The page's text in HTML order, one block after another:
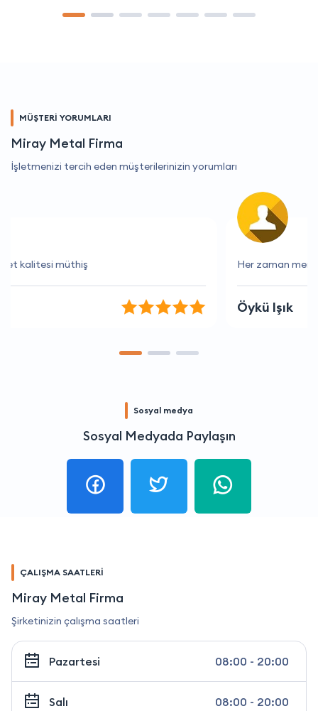
MÜŞTERİ YORUMLARI
Miray Metal Firma
İşletmenizi tercih eden müşterilerinizin yorumları
Her zaman memnun kaldığım bir hizmet.
Sosyal medya
Sosyal Medyada Paylaşın
ÇALIŞMA SAATLERİ
Miray Metal Firma
Şirketinizin çalışma saatleri
Pazartesi 08:00 - 20:00
Salı 08:00 - 20:00